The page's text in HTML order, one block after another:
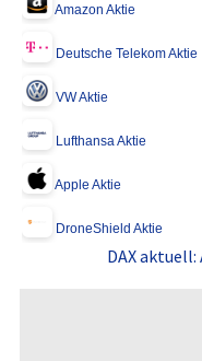
Amazon Aktie
Deutsche Telekom Aktie
VW Aktie
Lufthansa Aktie
Apple Aktie
DroneShield Aktie
DAX